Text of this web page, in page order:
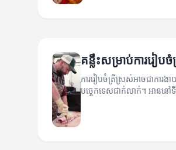
គន្លឹះសម្រាប់ការរៀប
ការរៀបចំត្រីស្រស់អាចជាការងា
បច្ចេកទេសជាក់លាក់។ អាននៅ